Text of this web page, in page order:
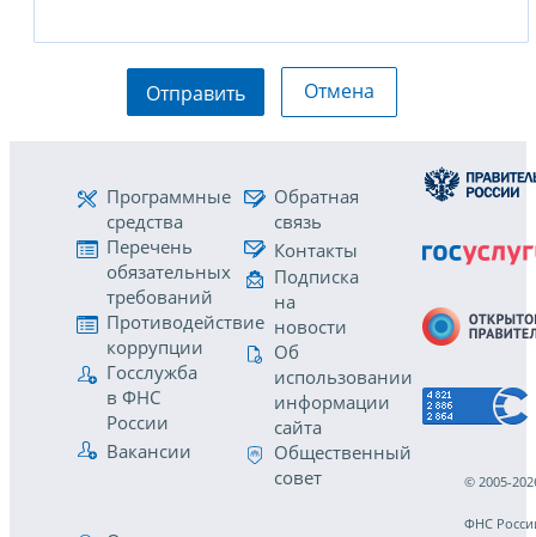
Отправить Отмена
Программные
средства
Перечень
обязательных
требований
Противодействие
коррупции
Госслужба
в ФНС
России
Вакансии
Обратная
связь
Контакты
Подписка
на
новости
Об
использовании
информации
сайта
Общественный
совет
© 2005-
ФНС